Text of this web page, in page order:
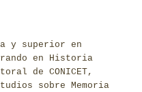
y superior en
en Historia
de CONICET,
sobre Memoria